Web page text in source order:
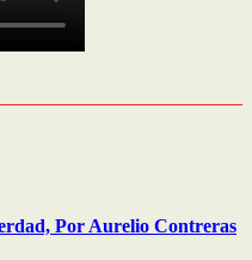
Por Aurelio Contreras